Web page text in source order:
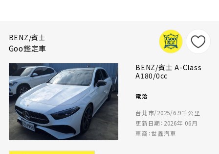
BENZ/賓士
Goo鑑定車
BENZ/賓士 A-Class
A180/0cc
電洽
台北市/2025/6.9千公里
更新日期：2026年 06月
車商：世鑫汽車